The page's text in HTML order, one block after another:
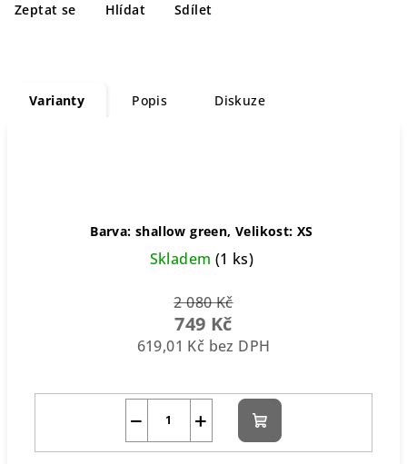
Zeptat se Hlídat Sdílet
Varianty Popis Diskuze
Barva: shallow green, Velikost: XS
Skladem (1 ks)
2 080 Kč
749 Kč
619,01 Kč bez DPH
+
− Do
košíku